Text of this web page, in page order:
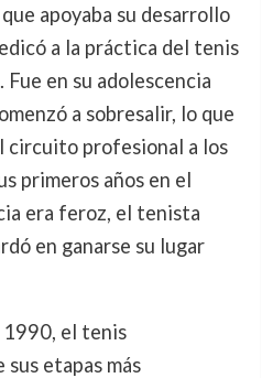
apoyaba su desarrollo
a la práctica del tenis
en su adolescencia
a sobresalir, lo que
circuito profesional a los
primeros años en el
era feroz, el tenista
en ganarse su lugar
1990, el tenis
etapas más